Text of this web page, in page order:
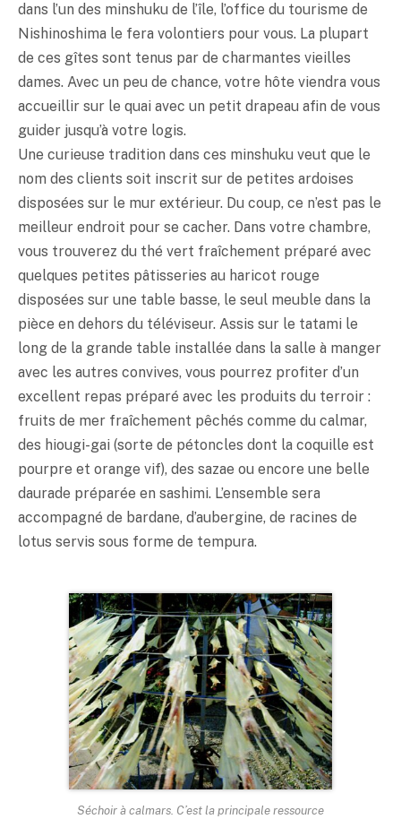
dans l’un des minshuku de l’île, l’office du tourisme de
Nishinoshima le fera volontiers pour vous. La plupart
de ces gîtes sont tenus par de charmantes vieilles
dames. Avec un peu de chance, votre hôte viendra vous
accueillir sur le quai avec un petit drapeau afin de vous
guider jusqu’à votre logis.
Une curieuse tradition dans ces minshuku veut que le
nom des clients soit inscrit sur de petites ardoises
disposées sur le mur extérieur. Du coup, ce n’est pas le
meilleur endroit pour se cacher. Dans votre chambre,
vous trouverez du thé vert fraîchement préparé avec
quelques petites pâtisseries au haricot rouge
disposées sur une table basse, le seul meuble dans la
pièce en dehors du téléviseur. Assis sur le tatami le
long de la grande table installée dans la salle à manger
avec les autres convives, vous pourrez profiter d’un
excellent repas préparé avec les produits du terroir :
fruits de mer fraîchement pêchés comme du calmar,
des hiougi-gai (sorte de pétoncles dont la coquille est
pourpre et orange vif), des sazae ou encore une belle
daurade préparée en sashimi. L’ensemble sera
accompagné de bardane, d’aubergine, de racines de
lotus servis sous forme de tempura.
Séchoir à calmars. C’est la principale ressource